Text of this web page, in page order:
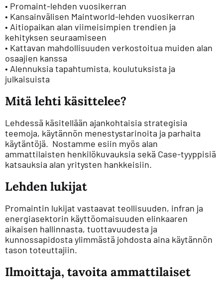
• Promaint-lehden vuosikerran
• Kansainvälisen Maintworld-lehden vuosikerran
• Aitiopaikan alan viimeisimpien trendien ja
kehityksen seuraamiseen
• Kattavan mahdollisuuden verkostoitua muiden alan
osaajien kanssa
• Alennuksia tapahtumista, koulutuksista ja
julkaisuista
Mitä lehti käsittelee?
Lehdessä käsitellään ajankohtaisia strategisia
teemoja, käytännön menestystarinoita ja parhaita
käytäntöjä. Nostamme esiin myös alan
ammattilaisten henkilökuvauksia sekä Case-tyyppisiä
katsauksia alan yritysten hankkeisiin.
Lehden lukijat
Promaintin lukijat vastaavat teollisuuden, infran ja
energiasektorin käyttöomaisuuden elinkaaren
aikaisen hallinnasta, tuottavuudesta ja
kunnossapidosta ylimmästä johdosta aina käytännön
tason toteuttajiin.
Ilmoittaja, tavoita ammattilaiset